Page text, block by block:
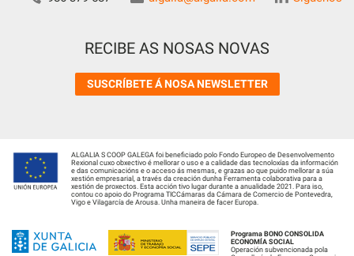
RECIBE AS NOSAS NOVAS
SUSCRÍBETE Á NOSA NEWSLETTER
ALGALIA S COOP GALEGA foi beneficiado polo Fondo Europeo de Desenvolvemento
Rexional cuxo obxectivo é mellorar o uso e a calidade das tecnoloxías da información
e das comunicacións e o acceso ás mesmas, e grazas ao que puido mellorar a súa
xestión empresarial, a través da creación dunha Ferramenta colaborativa para a
xestión de proxectos. Esta acción tivo lugar durante a anualidade 2021. Para iso,
contou co apoio do Programa TICCámaras da Cámara de Comercio de Pontevedra,
Vigo e Vilagarcía de Arousa. Unha maneira de facer Europa.
Programa BONO CONSOLIDA
ECONOMÍA SOCIAL
Operación subvencionada pola